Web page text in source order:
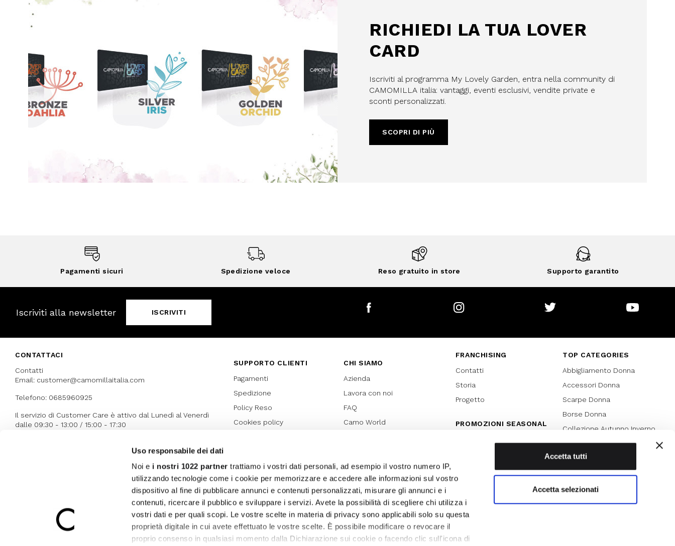
Uso responsabile dei dati
Noi e i nostri 1022 partner trattiamo i vostri dati personali, ad esempio il vostro numero IP,
utilizzando tecnologie come i cookie per memorizzare e accedere alle informazioni sul vostro
dispositivo al fine di pubblicare annunci e contenuti personalizzati, misurare gli annunci e i
contenuti, ricercare il pubblico e sviluppare i servizi. Avete la possibilità di scegliere chi utilizza i
vostri dati e per quali scopi. Le vostre scelte in materia di privacy sono applicabili solo su questa
proprietà digitale in cui avete effettuato le vostre scelte. È possibile modificare o revocare il
proprio consenso in qualsiasi momento dalla Dichiarazione sui cookie o facendo clic sull'icona di
Accetta tutti
Accetta selezionati
RICHIEDI LA TUA LOVER
CARD
Iscriviti al programma My Lovely Garden, entra nella community di
CAMOMILLA italia: vantaggi, eventi esclusivi, vendite private e
sconti personalizzati.
SCOPRI DI PIÙ
Pagamenti sicuri Spedizione veloce Reso gratuito in store Supporto garantito
Iscriviti alla newsletter ISCRIVITI
CONTATTACI
Contatti
Email: customer@camomillaitalia.com
Telefono: 0685960925
Il servizio di Customer Care è attivo dal Lunedì al Venerdì
dalle 09:30 - 13:00 / 15:00 - 17:30
SUPPORTO CLIENTI
Pagamenti
Spedizione
Policy Reso
Cookies policy
Regolamento Promozioni
Lover Card
Regolamento My Lovely
Garden
Privacy
CHI SIAMO
Azienda
Lavora con noi
FAQ
Camo World
Bilancio di sostenibilità 2022
FRANCHISING
Contatti
Storia
Progetto
PROMOZIONI SEASONAL
Armocromia
TOP CATEGORIES
Abbigliamento Donna
Accessori Donna
Scarpe Donna
Borse Donna
Collezione Autunno Inverno
Collezione Primavera Estate
SPECIAL PROMOTION
Saldi
Saldi 70%
Saldi 60%